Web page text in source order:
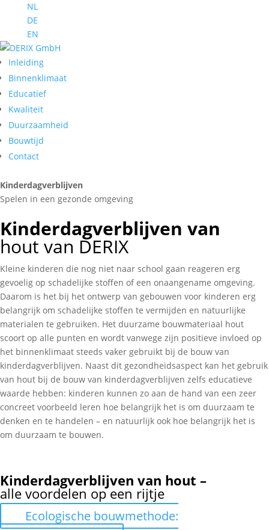
NL
DE
EN
Inleiding
Binnenklimaat
Educatief
Kwaliteit
Duurzaamheid
Bouwtijd
Contact
Kinderdag­verblijven
Spelen in een gezonde omgeving
Kinderdagverblijven van
hout van DERIX
Kleine kinderen die nog niet naar school gaan reageren erg
gevoelig op schadelijke stoffen of een onaangename omgeving.
Daarom is het bij het ontwerp van gebouwen voor kinderen erg
belangrijk om schadelijke stoffen te vermijden en natuurlijke
materialen te gebruiken. Het duurzame bouwmateriaal hout
scoort op alle punten en wordt vanwege zijn positieve invloed op
het binnenklimaat steeds vaker gebruikt bij de bouw van
kinderdagverblijven. Naast dit gezondheidsaspect kan het gebruik
van hout bij de bouw van kinderdagverblijven zelfs educatieve
waarde hebben: kinderen kunnen zo aan de hand van een zeer
concreet voorbeeld leren hoe belangrijk het is om duurzaam te
denken en te handelen – en natuurlijk ook hoe belangrijk het is
om duurzaam te bouwen.
Kinderdagverblijven van hout –
alle voordelen op een rijtje
Ecologische bouwmethode: